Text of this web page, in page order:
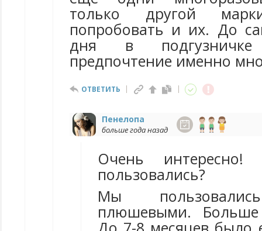
только другой
попробовать и их. До
дня в
предпочтение именно
ОТВЕТИТЬ
Пенелопа
больше года назад
Очень
пользовались?
Мы
плюшевыми. Больше